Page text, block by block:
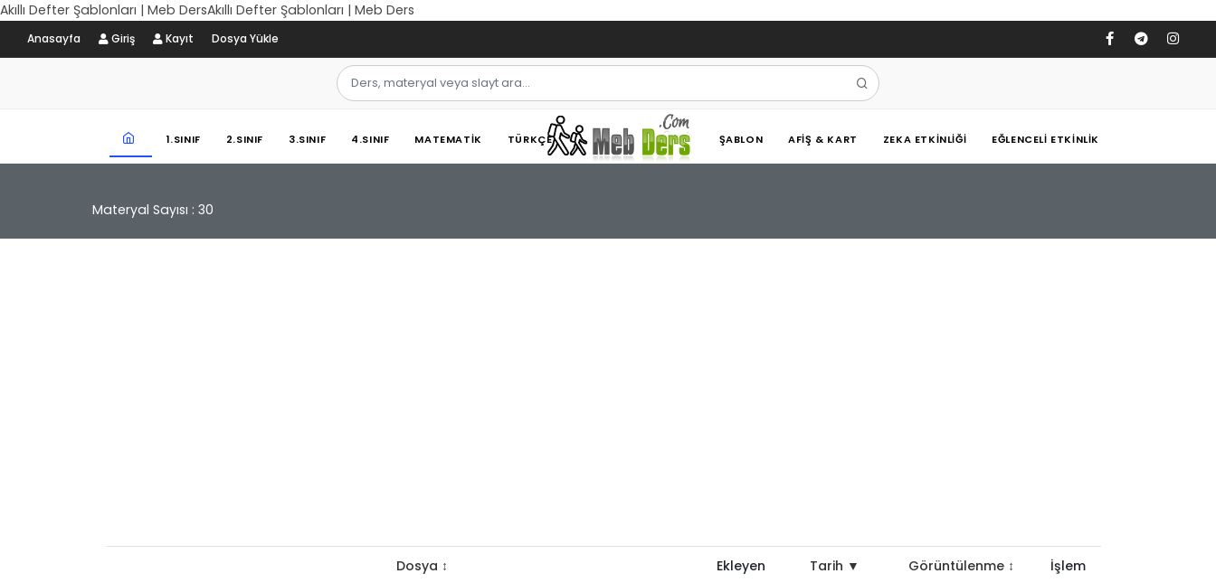
Akıllı Defter Şablonları | Meb DersAkıllı Defter Şablonları | Meb Ders
Anasayfa Giriş Kayıt Dosya Yükle
1.SINIF 2.SINIF 3.SINIF 4.SINIF MATEMATIK TÜRKÇE ŞABLON AFIŞ & KART ZEKA ETKINLIĞI EĞLENCELI ETKINLIK
Materyal Sayısı : 30
Dosya ↕ Ekleyen Tarih ▼ Görüntülenme ↕ İşlem